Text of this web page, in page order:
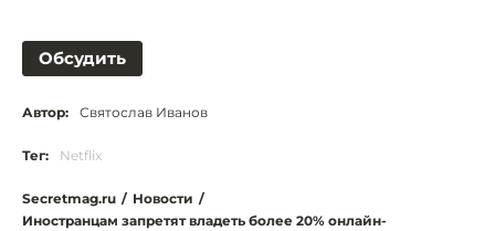
Обсудить
Автор: Святослав Иванов
Тег: Netflix
Secretmag.ru / Новости /
Иностранцам запретят владеть более 20% онлайн-